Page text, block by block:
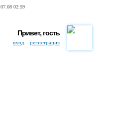
07.08 02:59
Привет, гость
вход регистрация